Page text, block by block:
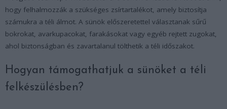
hogy felhalmozzák a szükséges zsírtartalékot, amely biztosítja
számukra a téli álmot. A sünök előszeretettel választanak sűrű
bokrokat, avarkupacokat, farakásokat vagy egyéb rejtett zugokat,
ahol biztonságban és zavartalanul tölthetik a téli időszakot.
Hogyan támogathatjuk a sünöket a téli
felkészülésben?